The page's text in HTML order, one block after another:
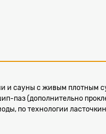
и сауны с живым плотным
паз (дополнительно
по технологии